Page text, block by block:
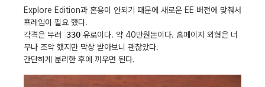
Explore Edition과 혼용이 안되기 때문에 새로운 EE 버전에 맞춰서
프레임이 필요 했다.
각격은 무려
330 유로이다. 약 40만원돈이다. 홈페이지 외형은 너
무나 조악 했지만 막상 받아보니 괜찮았다.
간단하게 분리한 후에 끼우면 된다.